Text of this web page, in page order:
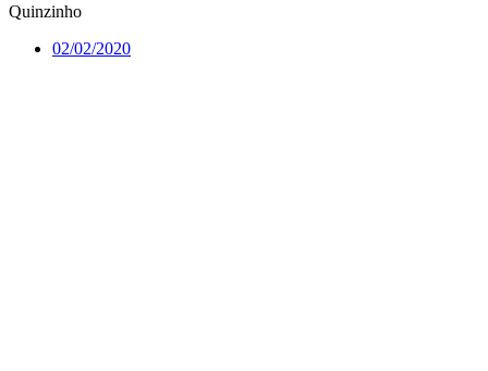
Quinzinho
02/02/2020